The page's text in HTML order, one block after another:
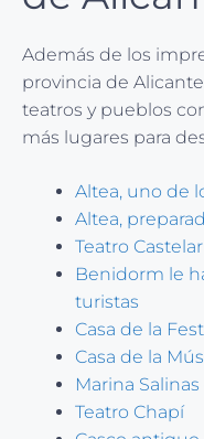
Además de los
provincia de
teatros y pueblos
más lugares para
Altea, uno de
Altea,
Teatro
Benidorm le
turistas
Casa de la
Casa de la
Marina
Teatro Chapí